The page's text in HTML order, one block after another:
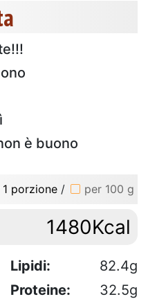
è buono
1 porzione / per 100 g
1480Kcal
Lipidi:
82.4g
Proteine:
32.5g